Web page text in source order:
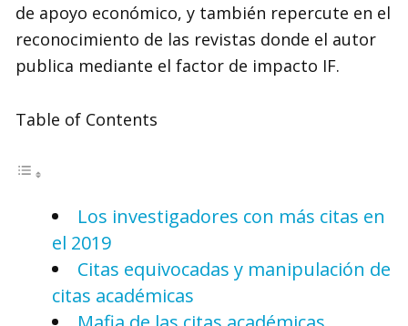
de apoyo económico, y también repercute en el
reconocimiento de las revistas donde el autor
publica mediante el factor de impacto IF.
Table of Contents
Los investigadores con más citas en
el 2019
Citas equivocadas y manipulación de
citas académicas